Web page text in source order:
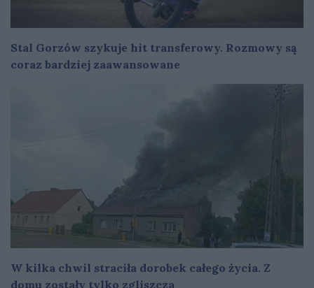
Stal Gorzów szykuje hit transferowy. Rozmowy są
coraz bardziej zaawansowane
W kilka chwil straciła dorobek całego życia. Z
domu zostały tylko zgliszcza